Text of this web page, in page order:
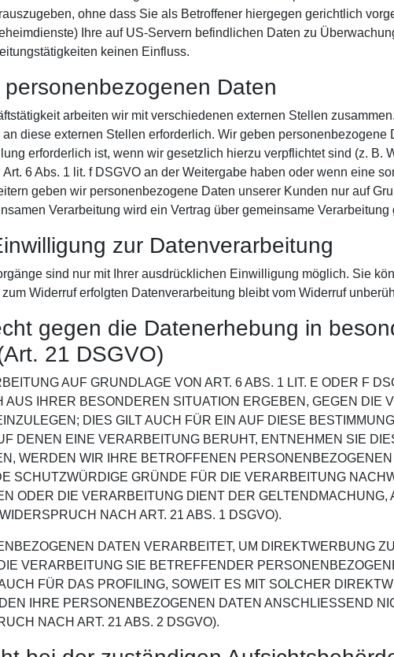
ohne dass Sie als Betroffener hiergegen gerichtlich
Ihre auf US-Servern befindlichen Daten zu
keinen Einfluss.
Daten
arbeiten wir mit verschiedenen externen Stellen
diese externen Stellen erforderlich. Wir geben
erforderlich ist, wenn wir gesetzlich hierzu verpflichtet sind (z. B.
6 Abs. 1 lit. f DSGVO an der Weitergabe haben oder wenn eine
geben wir personenbezogene Daten unserer Kunden nur auf
Verarbeitung wird ein Vertrag über gemeinsame Verarbeitung
zur Datenverarbeitung
sind nur mit Ihrer ausdrücklichen Einwilligung möglich. Sie
Widerruf erfolgten Datenverarbeitung bleibt vom Widerruf
gegen die Datenerhebung in
21 DSGVO)
AUF GRUNDLAGE VON ART. 6 ABS. 1 LIT. E ODER F
AUS IHRER BESONDEREN SITUATION ERGEBEN, GEGEN DIE
DIES GILT AUCH FÜR EIN AUF DIESE
DENEN EINE VERARBEITUNG BERUHT, ENTNEHMEN SIE
WERDEN WIR IHRE BETROFFENEN
SCHUTZWÜRDIGE GRÜNDE FÜR DIE VERARBEITUNG
ODER DIE VERARBEITUNG DIENT DER GELTENDMACHUNG,
NACH ART. 21 ABS. 1 DSGVO).
DATEN VERARBEITET, UM DIREKTWERBUNG
VERARBEITUNG SIE BETREFFENDER
FÜR DAS PROFILING, SOWEIT ES MIT SOLCHER
IHRE PERSONENBEZOGENEN DATEN ANSCHLIESSEND
NACH ART. 21 ABS. 2 DSGVO).